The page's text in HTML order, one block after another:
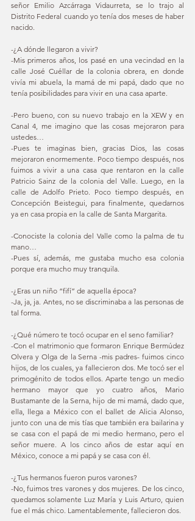
señor Emilio Azcárraga Vidaurreta, se lo trajo al
Distrito Federal cuando yo tenía dos meses de haber
nacido.
-¿A dónde llegaron a vivir?
-Mis primeros años, los pasé en una vecindad en la
calle José Cuéllar de la colonia obrera, en donde
vivía mi abuela, la mamá de mi papá, dado que no
tenía posibilidades para vivir en una casa aparte.
-Pero bueno, con su nuevo trabajo en la XEW y en
Canal 4, me imagino que las cosas mejoraron para
ustedes…
-Pues te imaginas bien, gracias Dios, las cosas
mejoraron enormemente. Poco tiempo después, nos
fuimos a vivir a una casa que rentaron en la calle
Patricio Sainz de la colonia del Valle. Luego, en la
calle de Adolfo Prieto. Poco tiempo después, en
Concepción Beistegui, para finalmente, quedarnos
ya en casa propia en la calle de Santa Margarita.
-Conociste la colonia del Valle como la palma de tu
mano…
-Pues sí, además, me gustaba mucho esa colonia
porque era mucho muy tranquila.
-¿Eras un niño “fifí” de aquella época?
-Ja, ja, ja. Antes, no se discriminaba a las personas de
tal forma.
-¿Qué número te tocó ocupar en el seno familiar?
-Con el matrimonio que formaron Enrique Bermúdez
Olvera y Olga de la Serna -mis padres- fuimos cinco
hijos, de los cuales, ya fallecieron dos. Me tocó ser el
primogénito de todos ellos. Aparte tengo un medio
hermano mayor que yo cuatro años, Mario
Bustamante de la Serna, hijo de mi mamá, dado que,
ella, llega a México con el ballet de Alicia Alonso,
junto con una de mis tías que también era bailarina y
se casa con el papá de mi medio hermano, pero el
señor muere. A los cinco años de estar aquí en
México, conoce a mi papá y se casa con él.
-¿Tus hermanos fueron puros varones?
-No, fuimos tres varones y dos mujeres. De los cinco,
quedamos solamente Luz María y Luis Arturo, quien
fue el más chico. Lamentablemente, fallecieron dos.